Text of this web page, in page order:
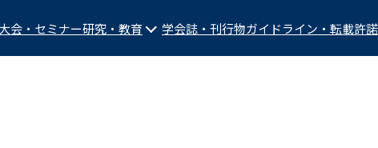
会・セミナー研究・教育 学会誌・刊行物ガイドライン・転載許諾